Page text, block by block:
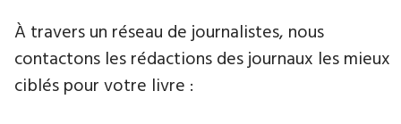
À travers un réseau de journalistes, nous
contactons les rédactions des journaux les mieux
ciblés pour votre livre :